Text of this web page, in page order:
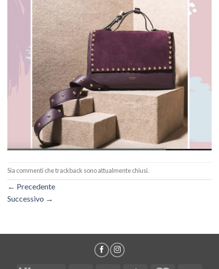
Sia commenti che trackback sono attualmente chiusi.
← Precedente
Successivo →